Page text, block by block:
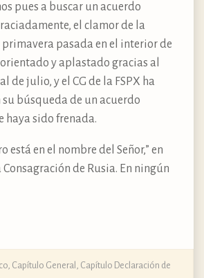
pues a buscar un acuerdo
el clamor de la
pasada en el interior de
y aplastado gracias al
de julio, y el CG de la FSPX ha
su búsqueda de un acuerdo
haya sido frenada.
está en el nombre del Señor,” en
de Rusia. En ningún
, Capítulo General, Capítulo Declaración de